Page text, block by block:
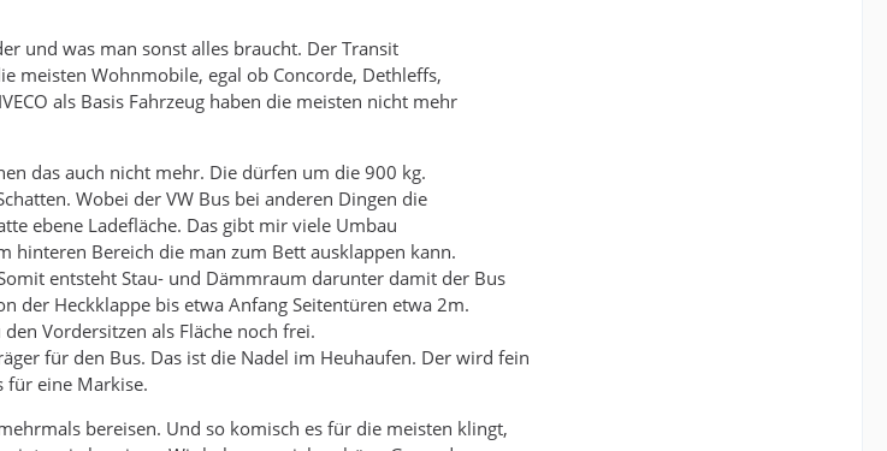
und was man sonst alles braucht. Der Transit
meisten Wohnmobile, egal ob Concorde, Dethleffs,
als Basis Fahrzeug haben die meisten nicht mehr
das auch nicht mehr. Die dürfen um die 900 kg.
Wobei der VW Bus bei anderen Dingen die
ebene Ladefläche. Das gibt mir viele Umbau
hinteren Bereich die man zum Bett ausklappen kann.
entsteht Stau- und Dämmraum darunter damit der Bus
der Heckklappe bis etwa Anfang Seitentüren etwa 2m.
Vordersitzen als Fläche noch frei.
für den Bus. Das ist die Nadel im Heuhaufen. Der wird fein
für eine Markise.
bereisen. Und so komisch es für die meisten klingt,